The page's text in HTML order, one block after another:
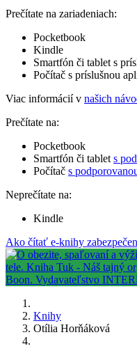
Prečítate na zariadeniach:
Pocketbook
Kindle
Smartfón či tablet s
Počítač s príslušnou
Viac informácií v našich
Prečítate na:
Pocketbook
Smartfón či tablet s
Počítač s
Neprečítate na:
Kindle
Ako čítať e-knihy
Knihy
Otília Horňáková